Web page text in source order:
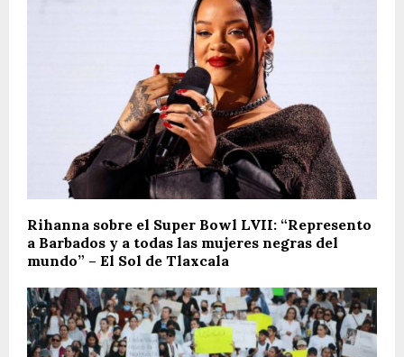
Rihanna sobre el Super Bowl LVII: “Represento
a Barbados y a todas las mujeres negras del
mundo” – El Sol de Tlaxcala